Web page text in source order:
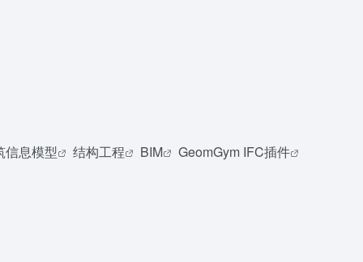
信息模型 结构工程 BIM GeomGym IFC插件